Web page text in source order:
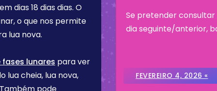
dias 18 dias dias. O
o que nos permite
lua nova.
fases lunares para ver
lua cheia, lua nova,
Se pretender consultar
dia seguinte/anterior,
FEVEREIRO 4, 2026 «